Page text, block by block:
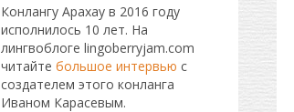
Конлангу Арахау в 2016 году
исполнилось 10 лет. На
лингвоблоге lingoberryjam.com
читайте большое интервью с
создателем этого конланга
Иваном Карасевым.